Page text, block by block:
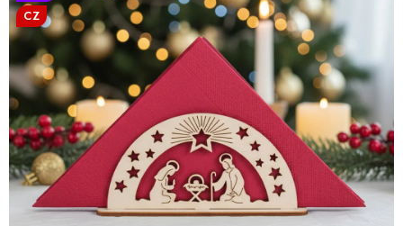
KVĚTINY A LISTY
SVATBA
NOVINKY
TIPY NA TVOŘENÍ
Dopravné Kontaktujte nás
O nás - kdo jsme?
CZ